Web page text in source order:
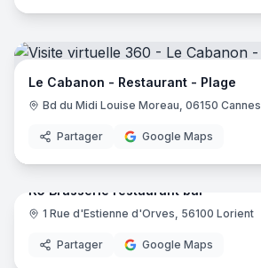
Le Cabanon - Restaurant - Plage
Bd du Midi Louise Moreau, 06150 Cannes
Partager Google Maps
K5 Brasserie restaurant bar
1 Rue d'Estienne d'Orves, 56100 Lorient
Partager Google Maps